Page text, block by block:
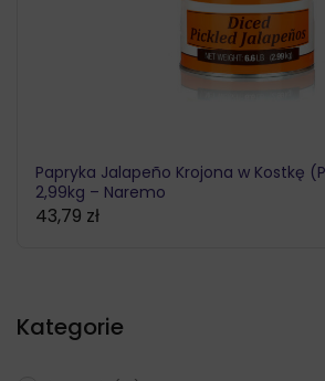
Kategorie
Papryka Jalapeño Krojona w Kostkę
2,99kg – Naremo
43,79 zł